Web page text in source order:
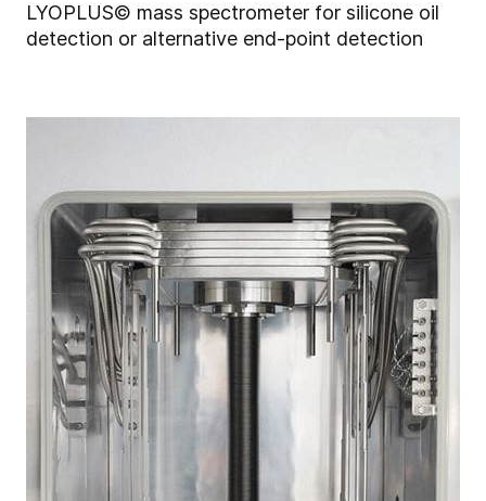
LYOPLUS© mass spectrometer for silicone oil
detection or alternative end-point detection